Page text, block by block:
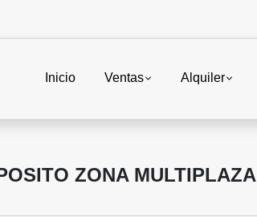
Inicio Ventas Alquiler
ZONA MULTIPLAZA